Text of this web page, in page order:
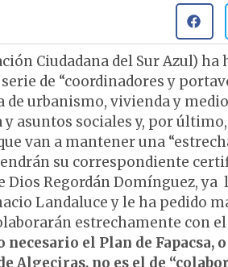
Ciudadana del Sur Azul) ha
de “coordinadores y
urbanismo, vivienda y
asuntos sociales y, por
van a mantener una
su correspondiente
Dios Regordán Domínguez,
Landaluce y le ha pedido
estrechamente con
necesario el Plan de Fapacsa,
Algeciras, no es el de